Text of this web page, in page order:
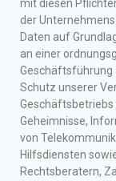
mit diesen
der
Daten auf
an einer
Geschäftsführung
Schutz unserer
Geschäftsbetriebs
Geheimnisse,
von
Hilfsdiensten
Rechtsberatern,